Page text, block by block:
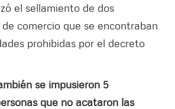
el sellamiento de dos
comercio que se encontraban
prohibidas por el decreto
se impusieron 5
que no acataron las